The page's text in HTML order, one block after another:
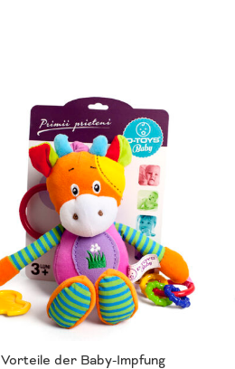
Vorteile der Baby-Impfung